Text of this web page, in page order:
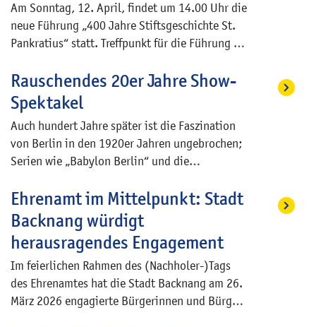
Feuerwehrhelme sowie Feuerwehrstiefel –
Ausrüstung, die in Deutschland aufgrund neuer
Normen nicht mehr verwendet werden darf,
Am Sonntag, 12. April, findet um 14.00 Uhr die
neue Führung „400 Jahre Stiftsgeschichte St.
Pankratius“ statt. Treffpunkt für die Führung ist
Amtsgericht. Die Führung hat eine Dauer von
90 Minuten, der Preis beträgt 7 Euro pro
Person.
Rauschendes 20er Jahre Show-
Spektakel
Auch hundert Jahre später ist die Faszination
von Berlin in den 1920er Jahren ungebrochen;
Serien wie „Babylon Berlin“ und die
Kutscher begeistern Millionen Menschen im In-
und Ausland.
Ehrenamt im Mittelpunkt: Stadt
Backnang würdigt
herausragendes Engagement
Im feierlichen Rahmen des (Nachholer-)Tags
des Ehrenamtes hat die Stadt Backnang am 26.
März 2026 engagierte Bürgerinnen und Bürger